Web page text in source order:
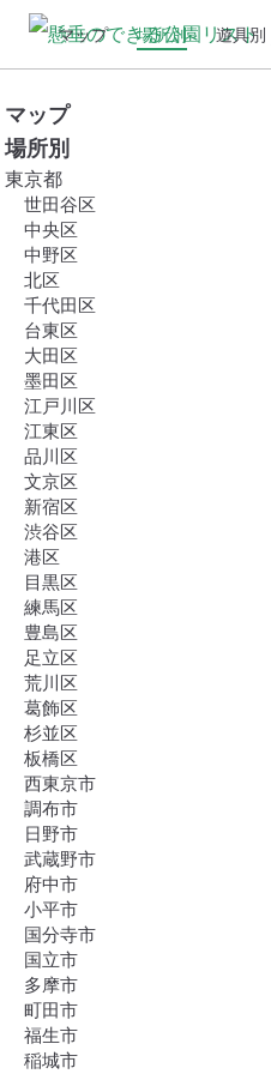
マップ 場所別 遊具別
マップ
場所別
東京都
世田谷区
中央区
中野区
北区
千代田区
台東区
大田区
墨田区
江戸川区
江東区
品川区
文京区
新宿区
渋谷区
港区
目黒区
練馬区
豊島区
足立区
荒川区
葛飾区
杉並区
板橋区
西東京市
調布市
日野市
武蔵野市
府中市
小平市
国分寺市
国立市
多摩市
町田市
福生市
稲城市